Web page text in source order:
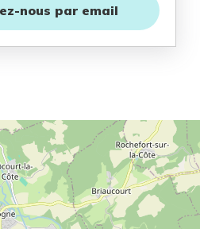
nous par email